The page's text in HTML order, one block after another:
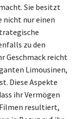
Sie besitzt
nicht nur einen
zu den
Geschmack reicht
Limousinen,
Diese Aspekte
ihr Vermögen
resultiert,